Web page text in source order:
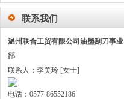
联系我们
温州联合工贸有限公司油墨刮刀事业
部
联系人：李美玲 [女士]
电话：0577-86552186